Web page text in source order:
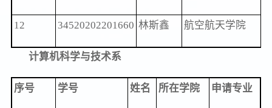
12 34520202201660 林斯鑫 航空航天学院
计算机科学与技术系
序号 学号 姓名 所在学院 申请专业